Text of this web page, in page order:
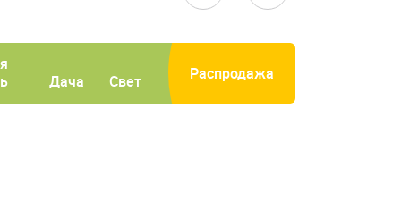
Дача Свет Распродажа